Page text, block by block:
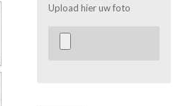
Upload hier uw foto